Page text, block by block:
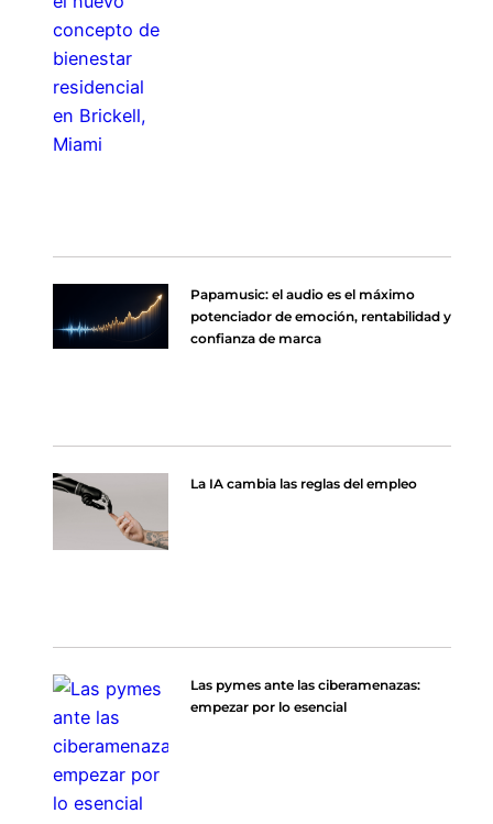
Papamusic: el audio es el máximo
potenciador de emoción, rentabilidad y
confianza de marca
La IA cambia las reglas del empleo
Las pymes ante las ciberamenazas:
empezar por lo esencial